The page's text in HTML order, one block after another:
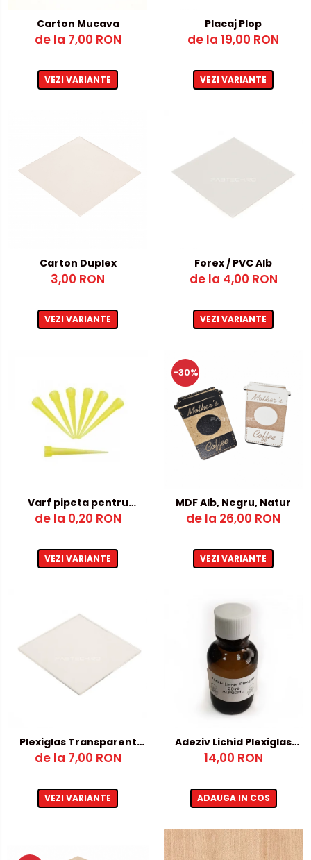
PET-G
Transparent
Carton Mucava
de la 7,00 RON
VEZI VARIANTE
Placaj Plop
de la 19,00 RON
VEZI VARIANTE
Carton Duplex
3,00 RON
VEZI VARIANTE
Forex / PVC Alb
de la 4,00 RON
VEZI VARIANTE
Varf pipeta pentru
Adeziv cu activator
de la 0,20 RON
VEZI VARIANTE
-30%
MDF Alb, Negru, Natur
de la 26,00 RON
VEZI VARIANTE
Plexiglas Transparent
12mm – 500x1000mm
de la 7,00 RON
VEZI VARIANTE
Adeziv Lichid Plexiglas
20ml
14,00 RON
ADAUGA IN COS